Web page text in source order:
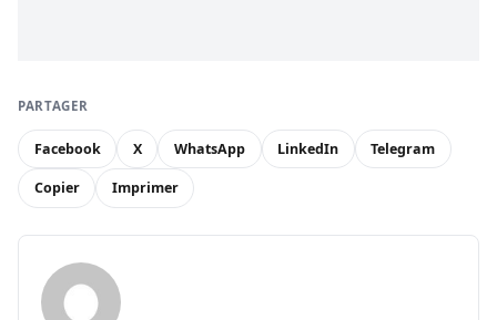
PARTAGER
Facebook X WhatsApp LinkedIn Telegram
Copier Imprimer